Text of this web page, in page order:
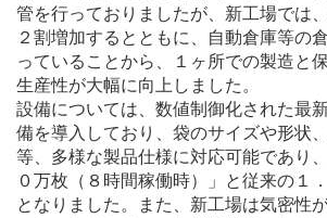
管を行っておりましたが、新工場では
２割増加するとともに、自動倉庫等の
っていることから、１ヶ所での製造と
生産性が大幅に向上しました。
設備については、数値制御化された最
備を導入しており、袋のサイズや形状
等、多様な製品仕様に対応可能であり
０万枚（８時間稼働時）」と従来の１
となりました。また、新工場は気密性